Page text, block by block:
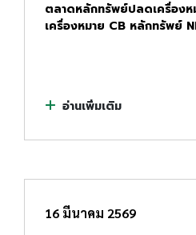
ตลาดหลักทรัพย์ปลดเครื่องห
เครื่องหมาย CB หลักทรัพย์
อ่านเพิ่มเติม
16 มีนาคม 2569